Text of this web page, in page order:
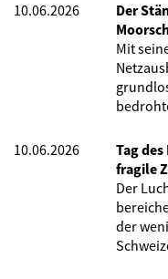
10.06.2026
Der
Mit
10.06.2026
Tag
fragile
Der
der